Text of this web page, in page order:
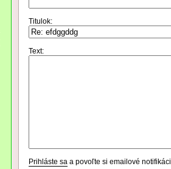
Titulok:
Text:
Prihláste sa a povoľte si emailové